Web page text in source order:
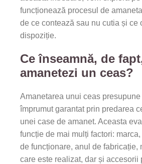
funcționează procesul de
de ce contează sau nu cutia și ce
dispoziție.
Ce înseamnă, de
amanetezi un ceas?
Amanetarea unui ceas
împrumut garantat prin predarea
unei case de amanet. Aceasta
funcție de mai mulți factori:
de funcționare, anul de fabricație,
care este realizat, dar și accesorii